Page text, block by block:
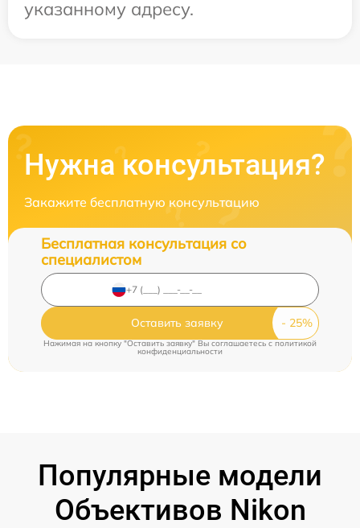
указанному адресу.
Нужна консультация?
Закажите бесплатную консультацию
Бесплатная консультация со
специалистом
Оставить заявку
Нажимая на кнопку "Оставить заявку" Вы соглашаетесь cполитикой
конфиденциальности
Популярные модели
Объективов Nikon